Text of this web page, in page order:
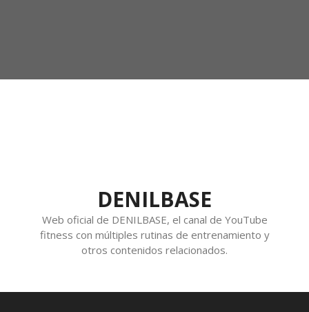
DENILBASE
Web oficial de DENILBASE, el canal de YouTube
fitness con múltiples rutinas de entrenamiento y
otros contenidos relacionados.